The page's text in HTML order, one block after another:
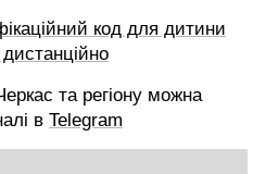
код для дитини
та регіону можна
в Telegram